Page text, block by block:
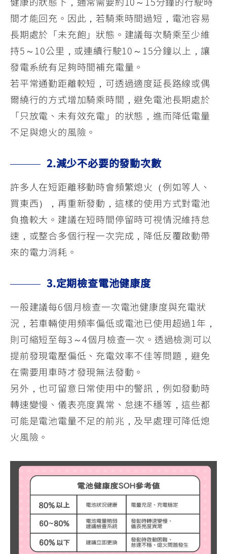
間才能回充。因此，若騎乘時間過短，電池容易
長期處於「未充飽」狀態。建議每次騎乘至少維
持5～10公里，或連續行駛10～15分鐘以上，讓
發電系統有足夠時間補充電量。
若平常通勤距離較短，可透過適度延長路線或偶
爾繞行的方式增加騎乘時間，避免電池長期處於
「只放電、未有效充電」的狀態，進而降低電量
不足與熄火的風險。
2.減少不必要的發動次數
許多人在短距離移動時會頻繁熄火（例如等人、
買東西），再重新發動，這樣的使用方式對電池
負擔較大。建議在短時間停留時可視情況維持怠
速，或整合多個行程一次完成，降低反覆啟動帶
來的電力消耗。
3.定期檢查電池健康度
一般建議每6個月檢查一次電池健康度與充電狀
況，若車輛使用頻率偏低或電池已使用超過1年，
則可縮短至每3～4個月檢查一次。透過檢測可以
提前發現電壓偏低、充電效率不佳等問題，避免
在需要用車時才發現無法發動。
另外，也可留意日常使用中的警訊，例如發動時
轉速變慢、儀表亮度異常、怠速不穩等，這些都
可能是電池電量不足的前兆，及早處理可降低熄
火風險。